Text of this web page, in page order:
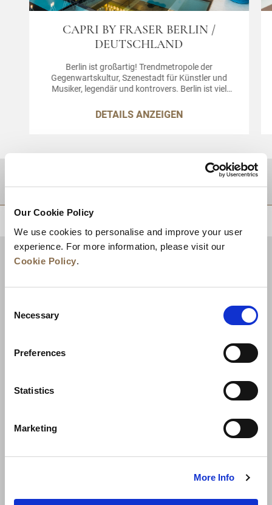
Our Cookie Policy
We use cookies to personalise and improve your user
experience. For more information, please visit our
Cookie Policy.
Selection
Necessary
Preferences
Statistics
Marketing
More Info
CAPRI BY FRASER BERLIN /
DEUTSCHLAND
Berlin ist großartig! Trendmetropole der
Gegenwartskultur, Szenestadt für Künstler und
Musiker, legendär und kontrovers. Berlin ist viel
können Sie bei uns im Capri by Fraser, Berlin
auskosten. In unseren von Kunst und Design
eine Lebensweise erleben.
DETAILS ANZEIGEN
Neuigkeiten